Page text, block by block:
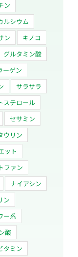
ン
ルシウム
ン
キノコ
グルタミン酸
ーゲン
サラサラ
ステロール
セサミン
ウリン
ット
ファン
ナイアシン
ン
ー系
酸
タミン